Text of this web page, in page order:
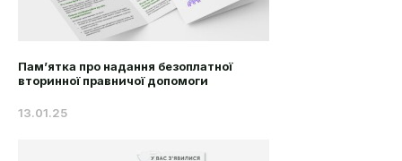
Пам’ятка про надання безоплатної
вторинної правничої допомоги
13.01.25